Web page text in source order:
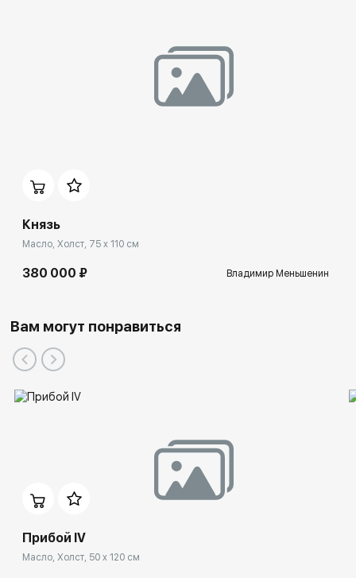
Князь
Масло, Холст, 75 x 110 см
380 000 ₽ Владимир Меньшенин
Вам могут понравиться
Прибой IV
Масло, Холст, 50 x 120 см